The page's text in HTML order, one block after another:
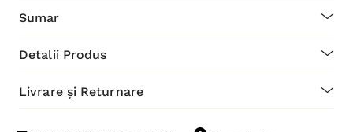
Sumar
Detalii Produs
Livrare și Returnare